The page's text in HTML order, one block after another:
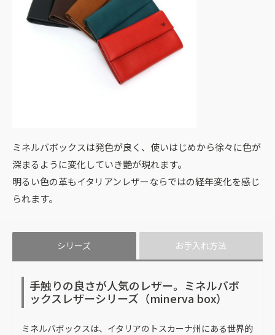
ミネルバボックスは発色が良く、使いはじめから徐々に色が
深まるように変化していき艶が現れます。
明るい色の革もイタリアンレザーならではの経年変化を感じ
られます。
シリーズ
手触りの良さが人気のレザー。ミネルバボ
ックスレザーシリーズ（minerva box）
ミネルバボックスは、イタリアのトスカーナ州にある世界的
お手入れ方法